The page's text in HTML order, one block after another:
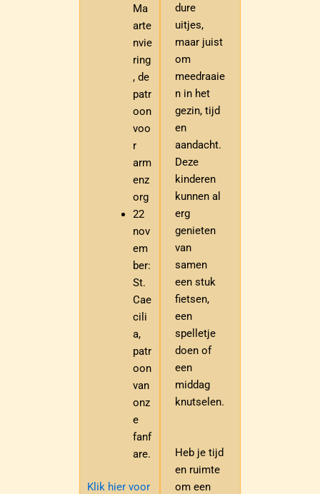
Ma
arte
nvie
ring
, de
patr
oon
voo
r
arm
enz
org
22
nov
em
ber:
St.
Cae
cili
a,
patr
oon
van
onz
e
fanf
are.
Klik hier voor
dure
uitjes,
maar juist
om
meedraaie
n in het
gezin, tijd
en
aandacht.
Deze
kinderen
kunnen al
erg
genieten
van
samen
een stuk
fietsen,
een
spelletje
doen of
een
middag
knutselen.
Heb je tijd
en ruimte
om een